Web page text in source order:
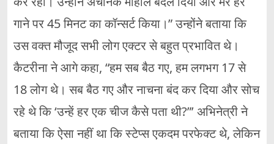
गाने पर 45 मिनट का कॉन्सर्ट किया।” उन्होंने बताया कि
उस वक्त मौजूद सभी लोग एक्टर से बहुत प्रभावित थे।
कैटरीना ने आगे कहा, “हम सब बैठ गए, हम लगभग 17 से
18 लोग थे। सब बैठ गए और नाचना बंद कर दिया और सोच
रहे थे कि ‘उन्हें हर एक चीज कैसे पता थी?”’ अभिनेत्री ने
बताया कि ऐसा नहीं था कि स्टेप्स एकदम परफेक्ट थे, लेकिन